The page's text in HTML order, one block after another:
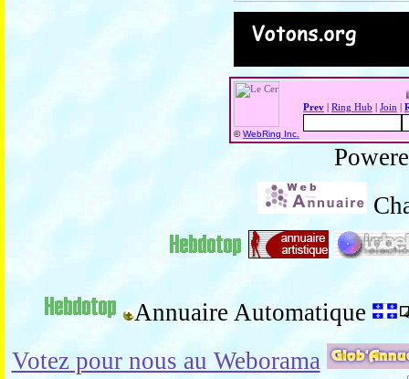
©WebRing Inc.
Prev Ring Hub Join
Annuaire Automatique
Votez pour nous au Weborama